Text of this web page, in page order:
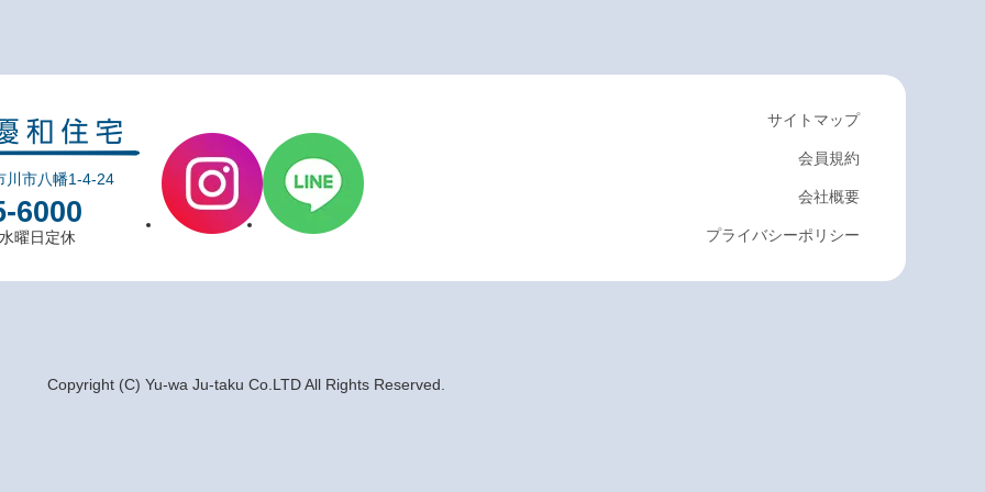
川市八幡1-4-24
6000
曜日定休
サイトマップ
会員規約
会社概要
プライバシーポリシー
Copyright (C) Yu-wa Ju-taku Co.LTD All Rights Reserved.